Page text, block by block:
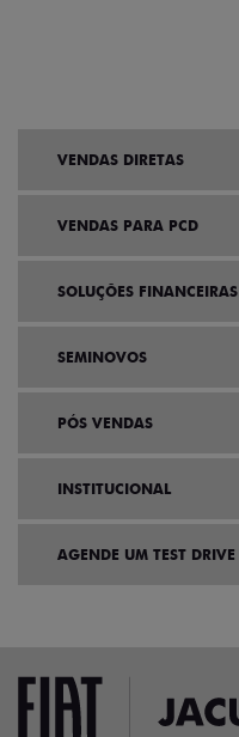
VENDAS DIRETAS
VENDAS PARA PCD
SOLUÇÕES FINANCEIRAS
SEMINOVOS
PÓS VENDAS
INSTITUCIONAL
AGENDE UM TEST DRIVE